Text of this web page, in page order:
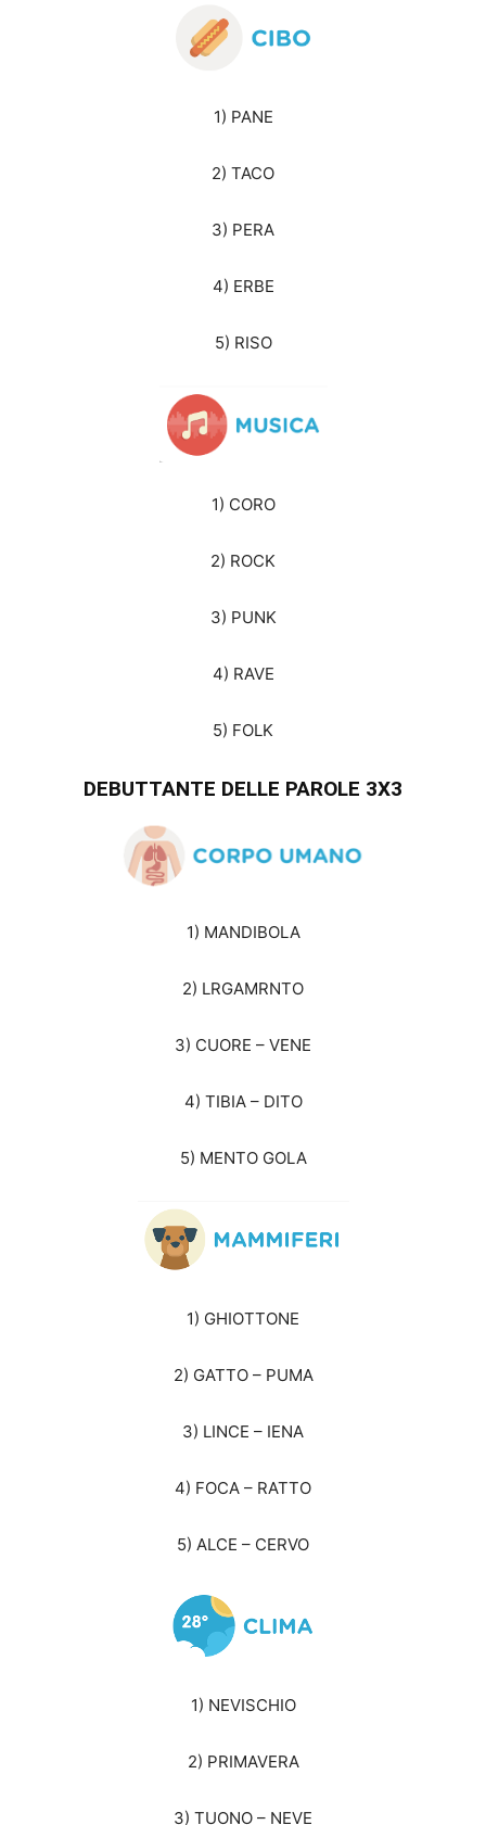
1) PANE
2) TACO
3) PERA
4) ERBE
5) RISO
1) CORO
2) ROCK
3) PUNK
4) RAVE
5) FOLK
DEBUTTANTE DELLE PAROLE 3X3
1) MANDIBOLA
2) LRGAMRNTO
3) CUORE – VENE
4) TIBIA – DITO
5) MENTO GOLA
1) GHIOTTONE
2) GATTO – PUMA
3) LINCE – IENA
4) FOCA – RATTO
5) ALCE – CERVO
1) NEVISCHIO
2) PRIMAVERA
3) TUONO – NEVE